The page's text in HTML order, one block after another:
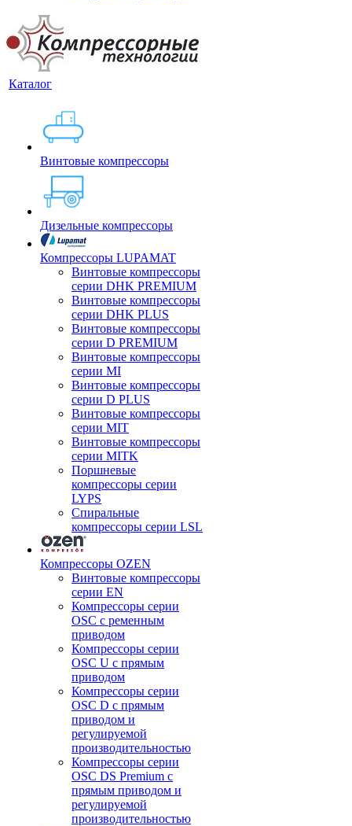
Каталог
Винтовые компрессоры
Дизельные компрессоры
Компрессоры LUPAMAT
Винтовые компрессоры
серии DHK PREMIUM
Винтовые компрессоры
серии DHK PLUS
Винтовые компрессоры
серии D PREMIUM
Винтовые компрессоры
серии MI
Винтовые компрессоры
серии D PLUS
Винтовые компрессоры
серии MIT
Винтовые компрессоры
серии MITK
Поршневые
компрессоры серии
LYPS
Спиральные
компрессоры серии LSL
Компрессоры OZEN
Винтовые компрессоры
серии EN
Компрессоры серии
OSC с ременным
приводом
Компрессоры серии
OSC U с прямым
приводом
Компрессоры серии
OSC D с прямым
приводом и
регулируемой
производительностью
Компрессоры серии
OSC DS Premium с
прямым приводом и
регулируемой
производительностью